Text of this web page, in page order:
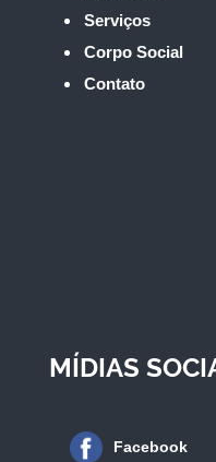
Serviços
Corpo Social
Contato
MÍDIAS
Facebook